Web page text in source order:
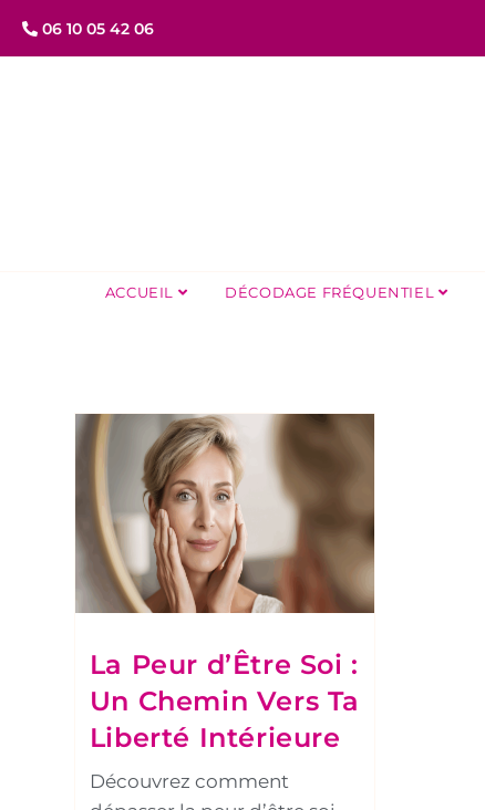
06 10 05 42 06
ACCUEIL DÉCODAGE FRÉQUENTIEL
La Peur d’Être Soi :
Un Chemin Vers Ta
Liberté Intérieure
Découvrez comment